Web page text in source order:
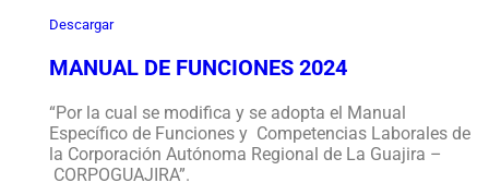
Descargar
MANUAL DE FUNCIONES 2024
“Por la cual se modifica y se adopta el Manual
Específico de Funciones y Competencias Laborales de
la Corporación Autónoma Regional de La Guajira –
CORPOGUAJIRA”.